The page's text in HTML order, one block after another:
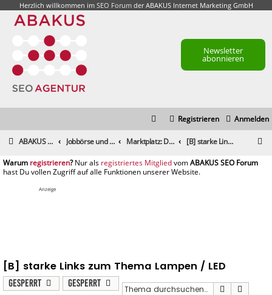
Herzlich willkommen im SEO Forumder ABAKUS Internet Marketing GmbH
Newsletter
abonnieren
Anmelden
Registrieren
ABAKUS Foren-Übersicht Jobbörse und Marktplatz Marktplatz: Dienstleistungen [B] starke Links zum Thema Lampen / LED
registrieren registriertes Mitglied
Anzeige
[B] starke Links zum Thema Lampen / LED
Gesperrt Gesperrt Suche